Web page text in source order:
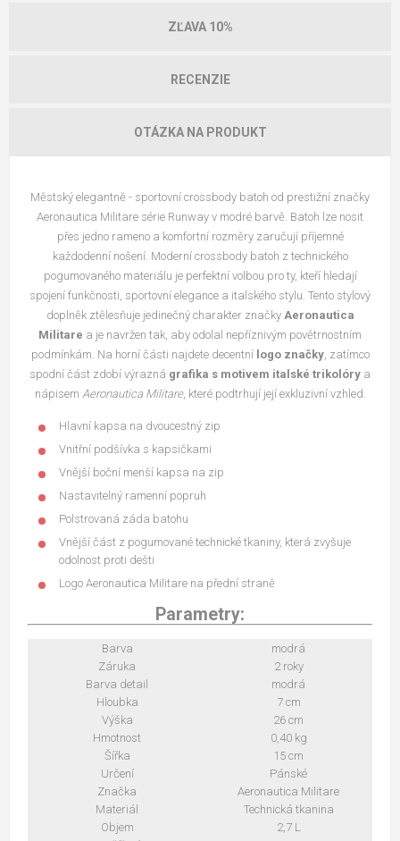
ZĽAVA 10%
RECENZIE
OTÁZKA NA PRODUKT
Městský elegantně - sportovní crossbody batoh od prestižní značky
Aeronautica Militare série Runway v modré barvě. Batoh lze nosit
přes jedno rameno a komfortní rozměry zaručují příjemné
každodenní nošení. Moderní crossbody batoh z technického
pogumovaného materiálu je perfektní volbou pro ty, kteří hledají
spojení funkčnosti, sportovní elegance a italského stylu. Tento stylový
doplněk ztělesňuje jedinečný charakter značky Aeronautica
Militare a je navržen tak, aby odolal nepříznivým povětrnostním
podmínkám. Na horní části najdete decentní logo značky, zatímco
spodní část zdobí výrazná grafika s motivem italské trikolóry a
nápisem Aeronautica Militare, které podtrhují její exkluzivní vzhled.
Hlavní kapsa na dvoucestný zip
Vnitřní podšívka s kapsičkami
Vnější boční menší kapsa na zip
Nastavitelný ramenní popruh
Polstrovaná záda batohu
Vnější část z pogumované technické tkaniny, která zvyšuje
odolnost proti dešti
Logo Aeronautica Militare na přední straně
Parametry:
Barva
modrá
Záruka
2 roky
Barva detail
modrá
Hloubka
7 cm
Výška
26 cm
Hmotnost
0,40 kg
Šířka
15 cm
Určení
Pánské
Značka
Aeronautica Militare
Materiál
Technická tkanina
Objem
2,7 L